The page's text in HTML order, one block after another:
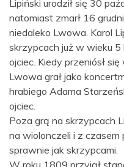
Lipiński urodził się 30
natomiast zmarł 16
niedaleko Lwowa. Karol
skrzypcach już w wieku
ojciec. Kiedy przeniósł
Lwowa grał jako
hrabiego Adama
ojciec.
Poza grą na skrzypcach
na wiolonczeli i z czasem
sprawnie jak skrzypcami.